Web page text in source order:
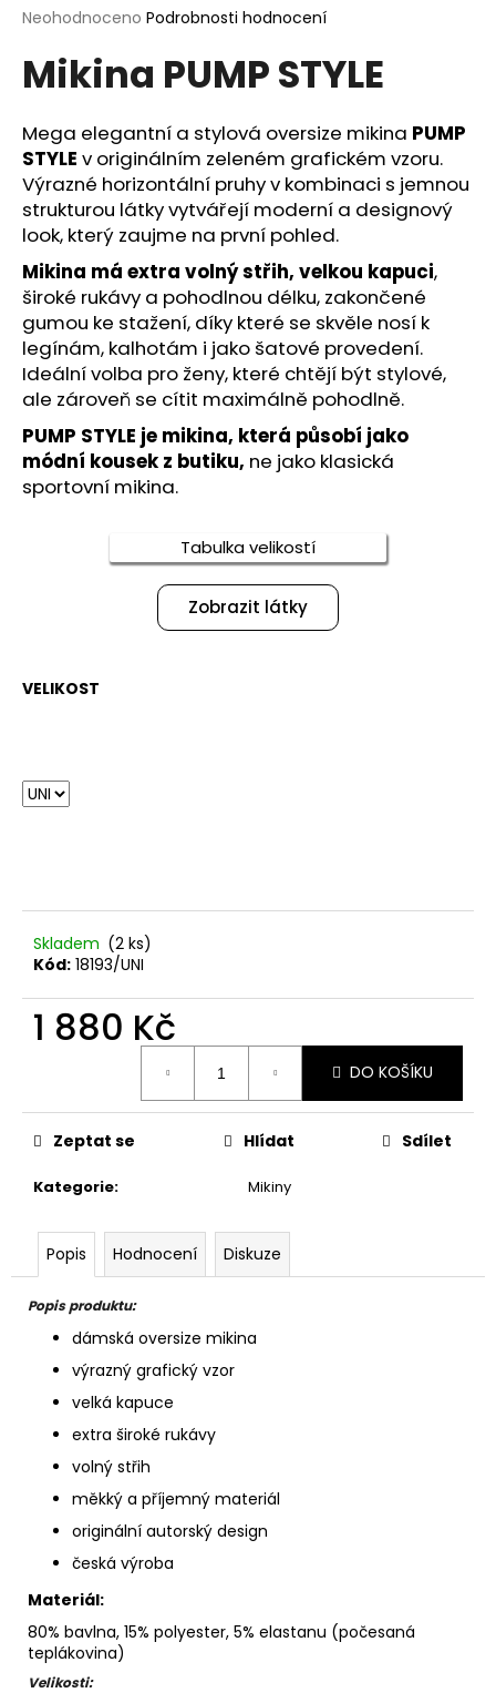
Průměrné
produktu
je
z
5
hvězdiček.
Neohodnoceno Podrobnosti hodnocení
Mikina PUMP STYLE
Mega elegantní a stylová oversize mikina PUMP
STYLE v originálním zeleném grafickém vzoru.
Výrazné horizontální pruhy v kombinaci s jemnou
strukturou látky vytvářejí moderní a designový
look, který zaujme na první pohled.
Mikina má extra volný střih, velkou kapuci,
široké rukávy a pohodlnou délku, zakončené
gumou ke stažení, díky které se skvěle nosí k
legínám, kalhotám i jako šatové provedení.
Ideální volba pro ženy, které chtějí být stylové,
ale zároveň se cítit maximálně pohodlně.
PUMP STYLE je mikina, která působí jako
módní kousek z butiku, ne jako klasická
sportovní mikina.
Tabulka velikostí
Zobrazit látky
VELIKOST
Skladem (2 ks)
Kód: 18193/UNI
1 880 Kč
DO KOŠÍKU
Kategorie: Mikiny
Zeptat se Hlídat Sdílet
Popis Hodnocení Diskuze
Popis produktu:
dámská oversize mikina
výrazný grafický vzor
velká kapuce
extra široké rukávy
volný střih
měkký a příjemný materiál
originální autorský design
česká výroba
Materiál:
80% bavlna, 15% polyester, 5% elastanu (počesaná
teplákovina)
Velikosti:
a
j
í
?
HLEDAT
D
o
p
o
r
u
č
TEPLÁKOVÁ
Kč